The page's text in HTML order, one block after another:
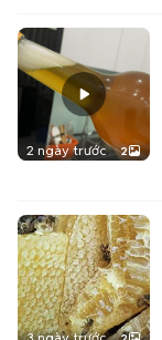
2 ngày trước 2